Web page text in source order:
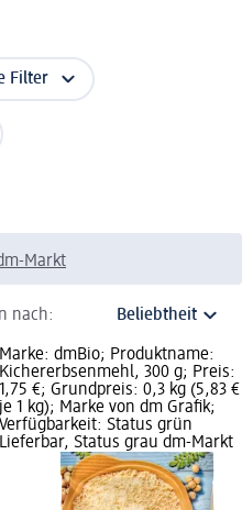
Filter
Markt
nach:
Marke: dmBio; Produktname:
Kichererbsenmehl, 300 g; Preis:
1,75 €; Grundpreis: 0,3 kg (5,83 €
je 1 kg); Marke von dm Grafik;
Verfügbarkeit: Status grün
Lieferbar, Status grau dm-Markt